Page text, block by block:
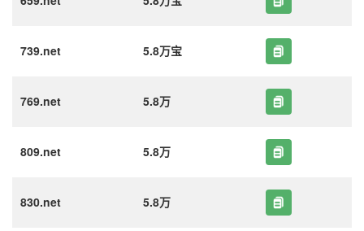
739.net 5.8万宝
769.net 5.8万
809.net 5.8万
830.net 5.8万